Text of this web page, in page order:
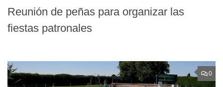
Reunión de peñas para organizar las
fiestas patronales
0